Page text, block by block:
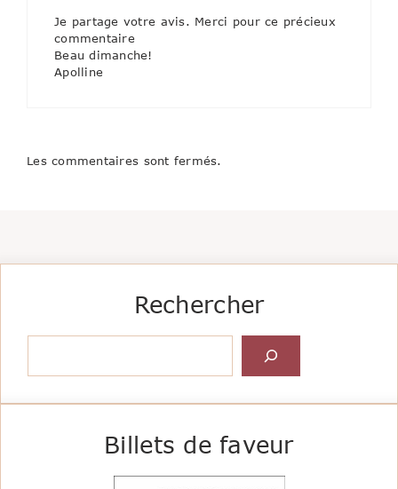
Je partage votre avis. Merci pour ce précieux
commentaire
Beau dimanche!
Apolline
Les commentaires sont fermés.
Rechercher
Billets de faveur